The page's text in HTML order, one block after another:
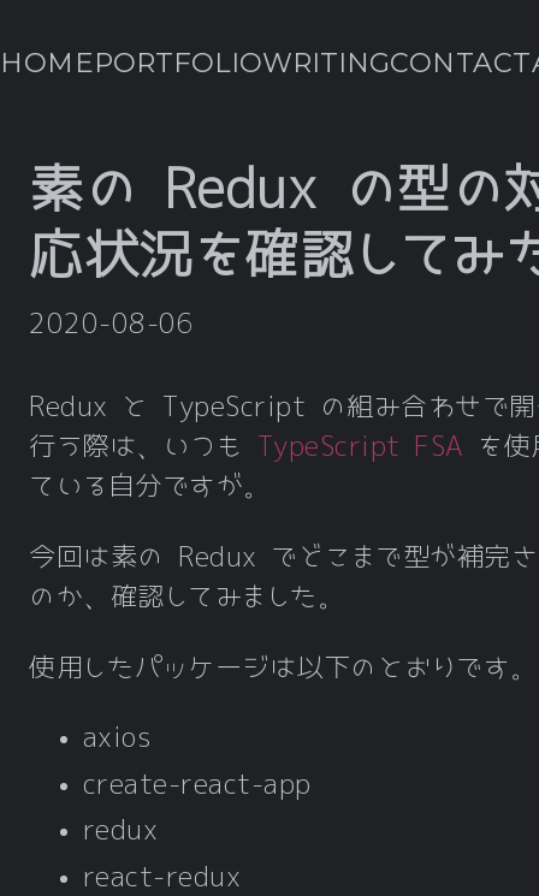
HOMEPORTFOLIOWRITINGCONTACT
素の Redux の型の
応状況を確認してみ
2020-08-06
Redux と TypeScript の組み合わせで開
行う際は、いつも
TypeScript FSA を使
ている自分ですが。
今回は素の Redux でどこまで型が補完
のか、確認してみました。
使用したパッケージは以下のとおりです。
axios
create-react-app
redux
react-redux